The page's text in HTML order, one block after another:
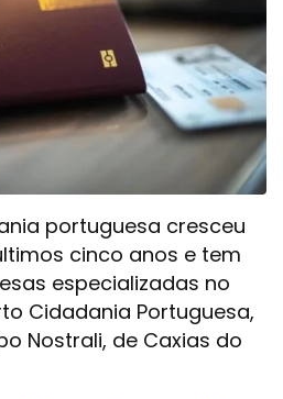
portuguesa cresceu
cinco anos e tem
especializadas no
Cidadania Portuguesa,
Nostrali, de Caxias do